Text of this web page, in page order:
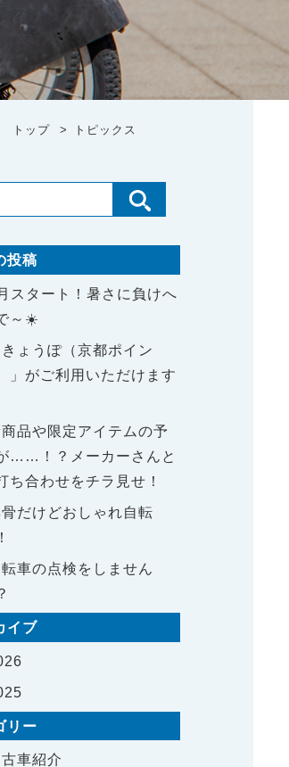
トップ トピックス
投稿
スタート！暑さに負けへ
～☀️
きょうぽ（京都ポイン
」がご利用いただけます
品や限定アイテムの予
……！？メーカーさんと
ち合わせをチラ見せ！
だけどおしゃれ自転
転車の点検をしません
イブ
リー
車紹介